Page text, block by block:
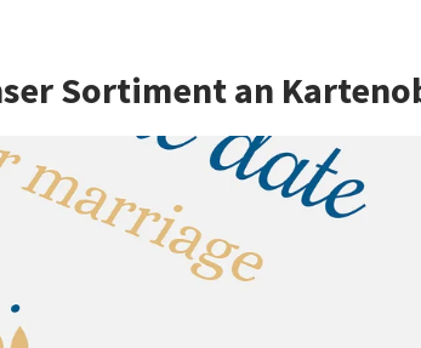
Sortiment an